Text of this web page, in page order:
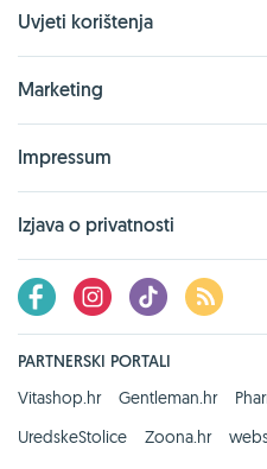
Uvjeti korištenja
Marketing
Impressum
Izjava o privatnosti
PARTNERSKI PORTALI
Vitashop.hr
Gentleman.hr
UredskeStolice
Zoona.hr